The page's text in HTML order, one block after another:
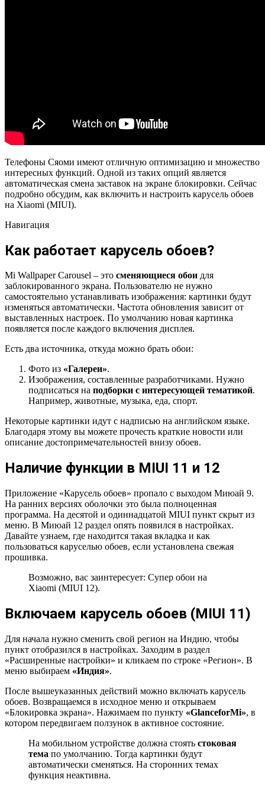
Телефоны Сяоми имеют отличную оптимизацию и множество
интересных функций. Одной из таких опций является
автоматическая смена заставок на экране блокировки. Сейчас
подробно обсудим, как включить и настроить карусель обоев
на Xiaomi (MIUI).
Навигация
Как работает карусель обоев?
Mi Wallpaper Carousel – это сменяющиеся обои для
заблокированного экрана. Пользователю не нужно
самостоятельно устанавливать изображения: картинки будут
изменяться автоматически. Частота обновления зависит от
выставленных настроек. По умолчанию новая картинка
появляется после каждого включения дисплея.
Есть два источника, откуда можно брать обои:
Фото из «Галереи».
Изображения, составленные разработчиками. Нужно
подписаться на подборки с интересующей тематикой.
Например, животные, музыка, еда, спорт.
Некоторые картинки идут с надписью на английском языке.
Благодаря этому вы можете прочесть краткие новости или
описание достопримечательностей внизу обоев.
Наличие функции в MIUI 11 и 12
Приложение «Карусель обоев» пропало с выходом Миюай 9.
На ранних версиях оболочки это была полноценная
программа. На десятой и одиннадцатой MIUI пункт скрыт из
меню. В Миюай 12 раздел опять появился в настройках.
Давайте узнаем, где находится такая вкладка и как
пользоваться каруселью обоев, если установлена свежая
прошивка.
Возможно, вас заинтересует: Супер обои на
Xiaomi (MIUI 12).
Включаем карусель обоев (MIUI 11)
Для начала нужно сменить свой регион на Индию, чтобы
пункт отобразился в настройках. Заходим в раздел
«Расширенные настройки» и кликаем по строке «Регион». В
меню выбираем «Индия».
После вышеуказанных действий можно включать карусель
обоев. Возвращаемся в исходное меню и открываем
«Блокировка экрана». Нажимаем по пункту «GlanceforMi», в
котором передвигаем ползунок в активное состояние.
На мобильном устройстве должна стоять стоковая
тема по умолчанию. Тогда картинки будут
автоматически сменяться. На сторонних темах
функция неактивна.